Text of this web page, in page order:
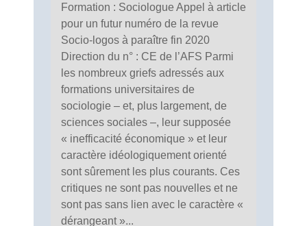
Formation : Sociologue Appel à article
pour un futur numéro de la revue
Socio-logos à paraître fin 2020
Direction du n° : CE de l’AFS Parmi
les nombreux griefs adressés aux
formations universitaires de
sociologie – et, plus largement, de
sciences sociales –, leur supposée
« inefficacité économique » et leur
caractère idéologiquement orienté
sont sûrement les plus courants. Ces
critiques ne sont pas nouvelles et ne
sont pas sans lien avec le caractère «
dérangeant »...